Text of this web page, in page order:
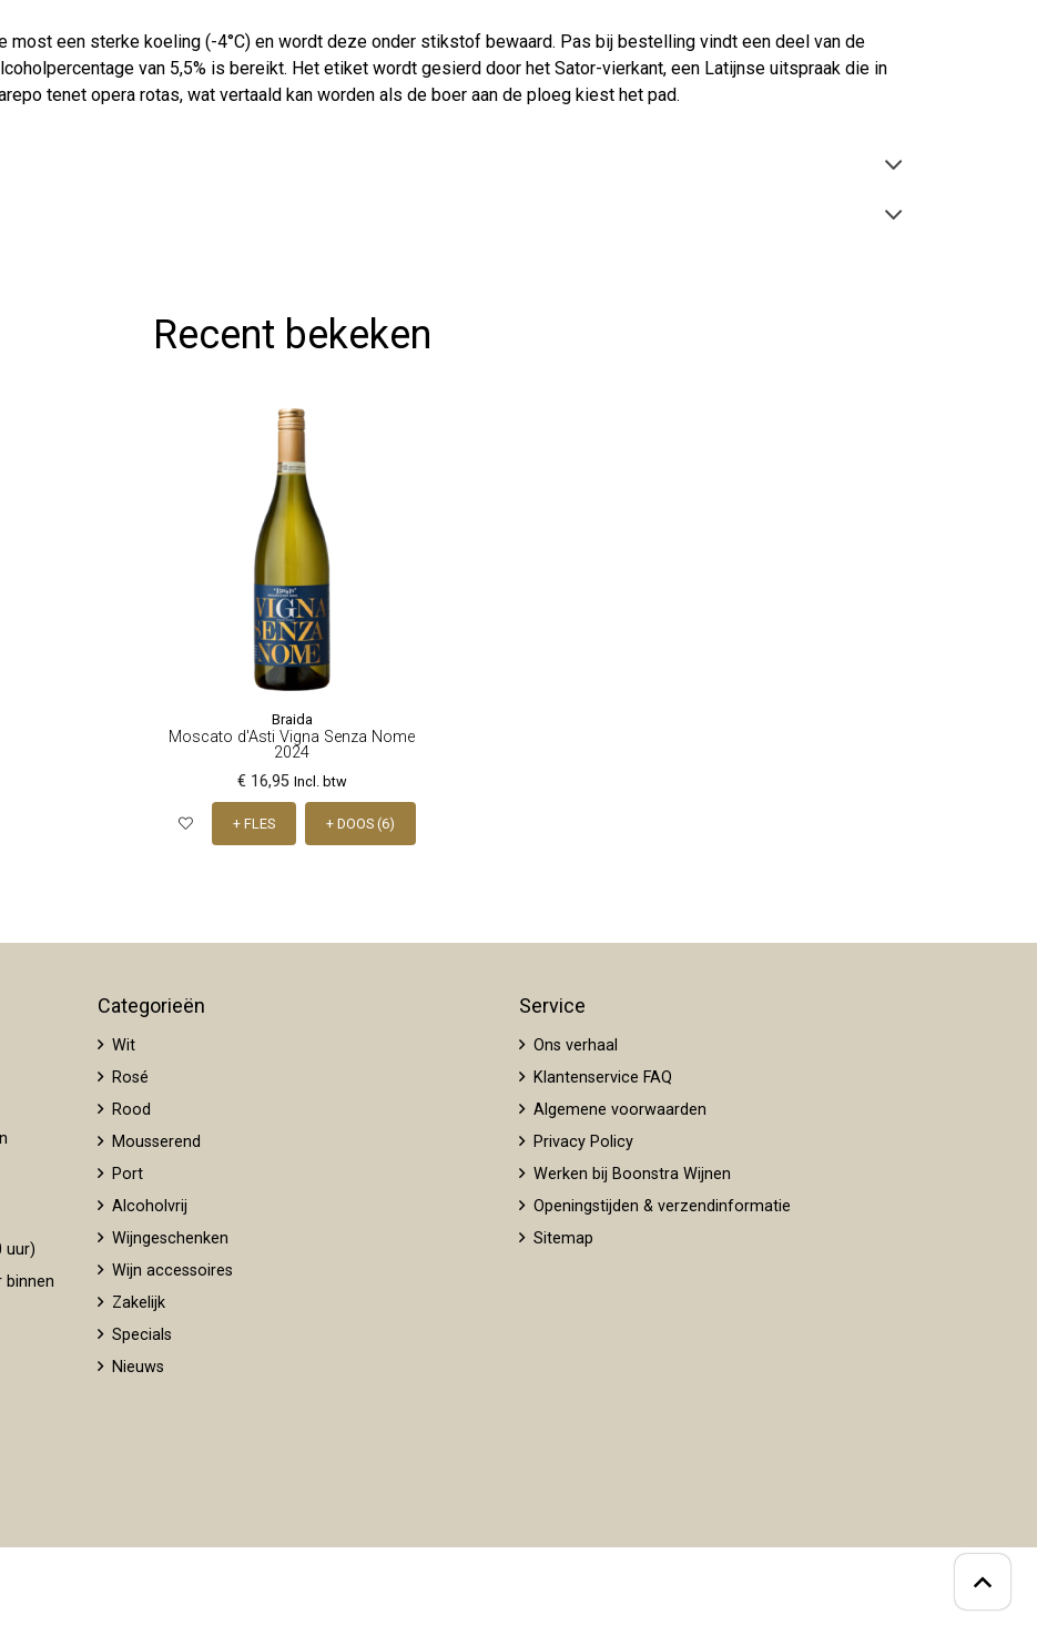
most een sterke koeling (-4°C) en wordt deze onder stikstof bewaard. Pas bij bestelling vindt een deel van de
van 5,5% is bereikt. Het etiket wordt gesierd door het Sator-vierkant, een Latijnse uitspraak die in
tenet opera rotas, wat vertaald kan worden als de boer aan de ploeg kiest het pad.
Recent bekeken
Braida
Moscato d'Asti Vigna Senza Nome
2024
€ 16,95 Incl. btw
+ FLES + DOOS (6)
uur)
binnen
Categorieën
Wit
Rosé
Rood
Mousserend
Port
Alcoholvrij
Wijngeschenken
Wijn accessoires
Zakelijk
Specials
Nieuws
Service
Ons verhaal
Klantenservice FAQ
Algemene voorwaarden
Privacy Policy
Werken bij Boonstra Wijnen
Openingstijden & verzendinformatie
Sitemap